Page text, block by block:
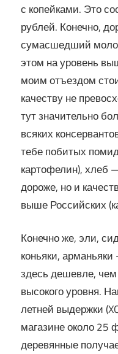
с копейками. Это
рублей. Конечно,
сумасшедший
этом на уровень
моим отъездом
качеству не
тут значительно
всяких
тебе побитых
картофелин), хлеб
дороже, но и
выше Российских
Конечно же, эли,
коньяки,
здесь дешевле,
высокого уровня.
летней выдержки
магазине около 25
деревянные